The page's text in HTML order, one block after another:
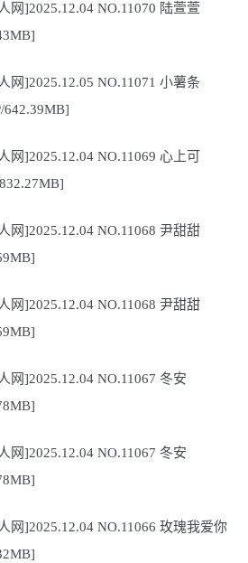
网]2025.12.04 NO.11070 陆萱萱
网]2025.12.05 NO.11071 小薯条
642.39MB]
网]2025.12.04 NO.11069 心上可
网]2025.12.04 NO.11068 尹甜甜
网]2025.12.04 NO.11068 尹甜甜
网]2025.12.04 NO.11067 冬安
网]2025.12.04 NO.11067 冬安
网]2025.12.04 NO.11066 玫瑰我爱你